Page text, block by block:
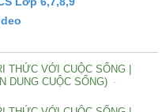
THỨC VỚI CUỘC SỐNG |
DUNG CUỘC SỐNG) -